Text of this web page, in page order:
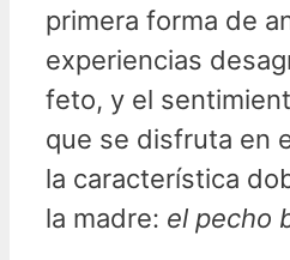
primera forma de
experiencias
feto, y el
que se disfruta en
la característica
la madre: el pecho